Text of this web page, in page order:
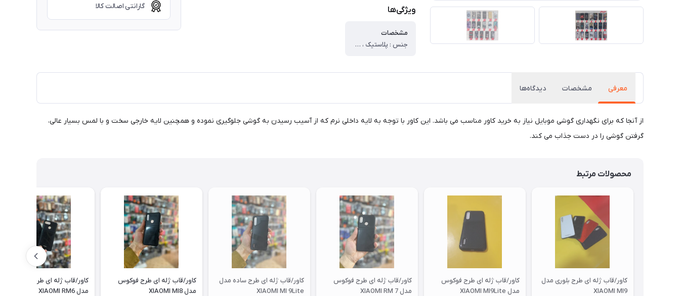
ویژگی‌ها
مشخصات
جنس : پلاستیک ، وزن : ۳۰ گرم ، سطح پوشش : ، قاب پشتی ، لبه بالایی ، لبه پایینی ، لبه چپ ، لبه راست ، حفاظت از دکمه‌ها ، قابلیت‌های کیف و کاور : مقاوم در برابر ضربه ، دسترسی آسان به درگاه ها ، دارای پوشش کلی ، لبه های برجسته برای محافظت صفحه نمایش ، لبه های برجسته برای محافظت دوربین
گارانتی اصالت کالا
معرفی مشخصات دیدگاه‌ها
از آنجا که برای نگهداری گوشی موبایل نیاز به خرید کاور مناسب می باشد. این کاور با توجه به لایه داخلی نرم که از آسیب رسیدن به گوشی جلوگیری نموده و همچنین لایه خارجی سخت و با لمس بسیار عالی،
گرفتن گوشی را در دست جذاب می کند.
محصولات مرتبط
کاور/قاب ژله ای طرح بلوری مدل
XIAOMI MI9
کاور/قاب ژله ای طرح فوکوس
مدل XIAOMI MI9Lite
کاور/قاب ژله ای طرح فوکوس
مدل XIAOMI RM 7
کاور/قاب ژله ای طرح ساده مدل
XIAOMI MI 9Lite
کاور/قاب ژله ای طرح فوکوس
مدل XIAOMI MI8
کاور/قاب ژله ای طرح فوکوس
مدل XIAOMI RM6